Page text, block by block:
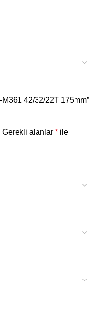
42/32/22T 175mm”
Gerekli alanlar * ile